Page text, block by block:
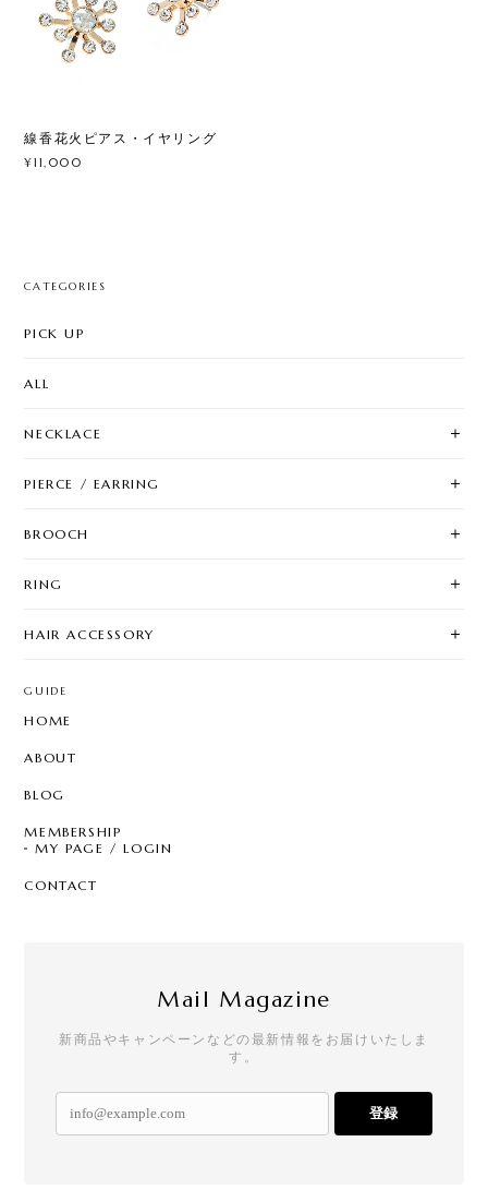
線香花火ピアス・イヤリング
¥11,000
CATEGORIES
PICK UP
ALL
NECKLACE
PIERCE / EARRING
BROOCH
RING
HAIR ACCESSORY
GUIDE
HOME
ABOUT
BLOG
MEMBERSHIP
MY PAGE / LOGIN
CONTACT
Mail Magazine
新商品やキャンペーンなどの最新情報をお届けいたしま
す。
登録